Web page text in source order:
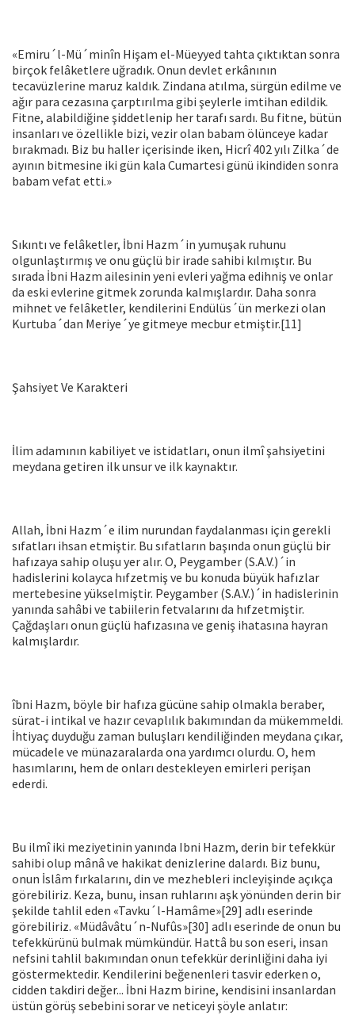
«Emiru´l-Mü´minîn Hişam el-Müeyyed tahta çıktıktan sonra
bir­çok felâketlere uğradık. Onun devlet erkânının
tecavüzlerine ma­ruz kaldık. Zindana atılma, sürgün edilme ve
ağır para cezasına çarptırılma gibi şeylerle imtihan edildik.
Fitne, alabildiğine şiddet­lenip her tarafı sardı. Bu fitne, bütün
insanları ve özellikle bizi, ve­zir olan babam ölünceye kadar
bırakmadı. Biz bu haller içerisinde iken, Hicrî 402 yılı Zilka´de
ayının bitmesine iki gün kala Cu­martesi günü ikindiden sonra
babam vefat etti.»
Sıkıntı ve felâketler, İbni Hazm´in yumuşak ruhunu
olgunlaştırmış ve onu güçlü bir irade sahibi kılmıştır. Bu
sırada İbni Hazm ailesinin yeni evleri yağma edihniş ve onlar
da eski evlerine gitmek zorunda kalmışlardır. Daha sonra
mihnet ve felâketler, kendilerini Endülüs´ün merkezi olan
Kurtuba´dan Meriye´ye gitmeye mecbur etmiştir.[11]
Şahsiyet Ve Karakteri
İlim adamının kabiliyet ve istidatları, onun ilmî şahsiyetini
mey­dana getiren ilk unsur ve ilk kaynaktır.
Allah, İbni Hazm´e ilim nurundan faydalanması için gerekli
sı­fatları ihsan etmiştir. Bu sıfatların başında onun güçlü bir
hafızaya sahip oluşu yer alır. O, Peygamber (S.A.V.)´in
hadislerini kolayca hıfzetmiş ve bu konuda büyük hafızlar
mertebesine yükselmiştir. Peygamber (S.A.V.)´in hadislerinin
yanında sahâbi ve tabiilerin fet­valarını da hıfzetmiştir.
Çağdaşları onun güçlü hafızasına ve geniş ihatasına hayran
kalmışlardır.
îbni Hazm, böyle bir hafıza gücüne sahip olmakla beraber,
sürat-i intikal ve hazır cevaplılık bakımından da mükemmeldi.
İhti­yaç duyduğu zaman buluşları kendiliğinden meydana çıkar,
müca­dele ve münazaralarda ona yardımcı olurdu. O, hem
hasımlarını, hem de onları destekleyen emirleri perişan
ederdi.
Bu ilmî iki meziyetinin yanında Ibni Hazm, derin bir tefekkür
sahibi olup mânâ ve hakikat denizlerine dalardı. Biz bunu,
onun İs­lâm fırkalarını, din ve mezhebleri incleyişinde açıkça
görebiliriz. Keza, bunu, insan ruhlarını aşk yönünden derin bir
şekilde tahlil eden «Tavku´l-Hamâme»[29] adlı eserinde
görebiliriz. «Müdâvâtu´n-Nufûs»[30] adlı eserinde de onun bu
tefekkürünü bulmak mümkün­dür. Hattâ bu son eseri, insan
nefsini tahlil bakımından onun tefek­kür derinliğini daha iyi
göstermektedir. Kendilerini beğenenleri tas­vir ederken o,
cidden takdiri değer... İbni Hazm birine, kendisini in­sanlardan
üstün görüş sebebini sorar ve neticeyi şöyle anlatır: